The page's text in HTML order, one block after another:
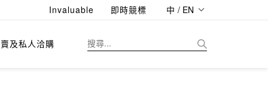
Invaluable 即時競標 中 / EN
及私人洽購